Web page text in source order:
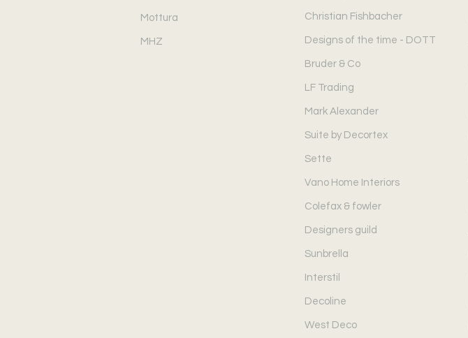
Mottura
MHZ
Christian Fishbacher
Designs of the time - DOTT
Bruder & Co
LF Trading
Mark Alexander
Suite by Decortex
Sette
Vano Home Interiors
Colefax & fowler
Designers guild
Sunbrella
Interstil
Decoline
West Deco